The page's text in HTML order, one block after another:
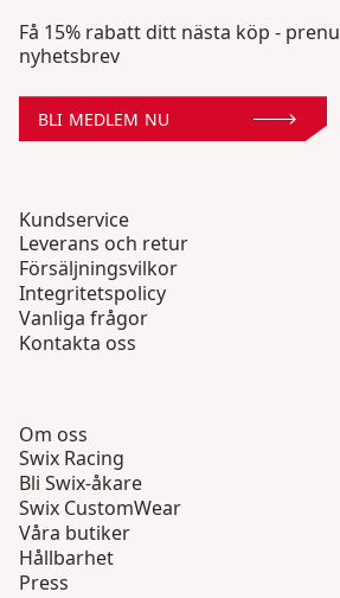
Få 15% rabatt ditt nästa köp -
nyhetsbrev
BLI MEDLEM NU
Kundservice
Leverans och retur
Försäljningsvilkor
Integritetspolicy
Vanliga frågor
Kontakta oss
Om oss
Swix Racing
Bli Swix-åkare
Swix CustomWear
Våra butiker
Hållbarhet
Press